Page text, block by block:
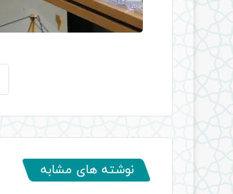
نوشته های مشابه